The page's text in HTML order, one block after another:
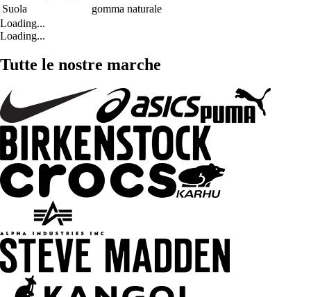
Suola
gomma naturale
Loading...
Loading...
Tutte le nostre marche